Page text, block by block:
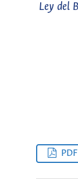
Ley del